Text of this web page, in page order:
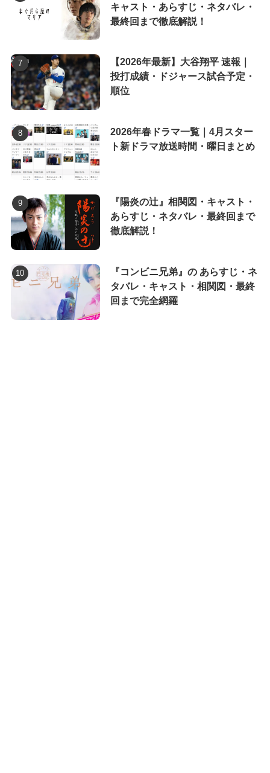
キャスト・あらすじ・ネタバレ・
最終回まで徹底解説！
【2026年最新】大谷翔平 速報｜
投打成績・ドジャース試合予定・
順位
2026年春ドラマ一覧｜4月スター
ト新ドラマ放送時間・曜日まとめ
『陽炎の辻』相関図・キャスト・
あらすじ・ネタバレ・最終回まで
徹底解説！
『コンビニ兄弟』の あらすじ・ネ
タバレ・キャスト・相関図・最終
回まで完全網羅